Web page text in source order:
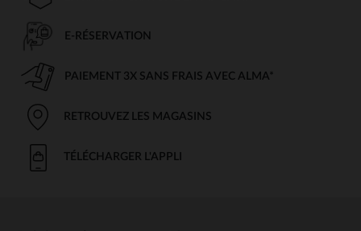
E-RÉSERVATION
PAIEMENT 3X SANS FRAIS AVEC ALMA*
RETROUVEZ LES MAGASINS
TÉLÉCHARGER L'APPLI